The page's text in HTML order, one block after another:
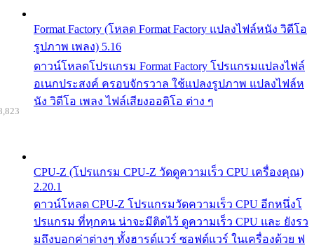
Format Factory (โหลด Format Factory แปลงไฟล์หนัง วิดีโอ
รูปภาพ เพลง) 5.16
ดาวน์โหลดโปรแกรม Format Factory โปรแกรมแปลงไฟล์
อเนกประสงค์ ครอบจักรวาล ใช้แปลงรูปภาพ แปลงไฟล์ห
นัง วิดีโอ เพลง ไฟล์เสียงออดิโอ ต่าง ๆ
CPU-Z (โปรแกรม CPU-Z วัดดูความเร็ว CPU เครื่องคุณ)
2.20.1
ดาวน์โหลด CPU-Z โปรแกรมวัดความเร็ว CPU อีกหนึ่งโ
ปรแกรม ที่ทุกคน น่าจะมีติดไว้ ดูความเร็ว CPU และ ยังรว
มถึงบอกค่าต่างๆ ทั้งฮารด์แวร์ ซอฟต์แวร์ ในเครื่องด้วย ฟ